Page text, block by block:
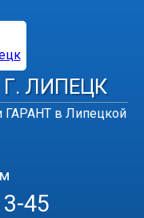
Г. ЛИПЕЦК
ГАРАНТ в Липецкой
45